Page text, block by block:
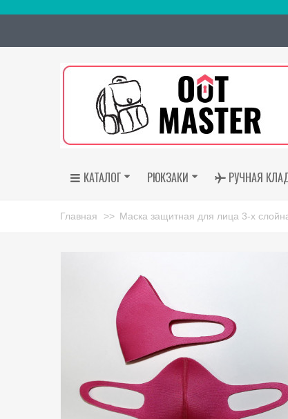
КАТАЛОГ РЮКЗАКИ РУЧНАЯ
Главная >> Маска защитная для лица 3-х